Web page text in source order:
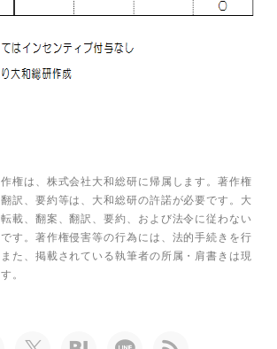
権は、株式会社大和総研に帰属します。著作権
訳、要約等は、大和総研の許諾が必要です。大
載、翻案、翻訳、要約、および法令に従わない
す。著作権侵害等の行為には、法的手続きを行
た、掲載されている執筆者の所属・肩書きは現
。